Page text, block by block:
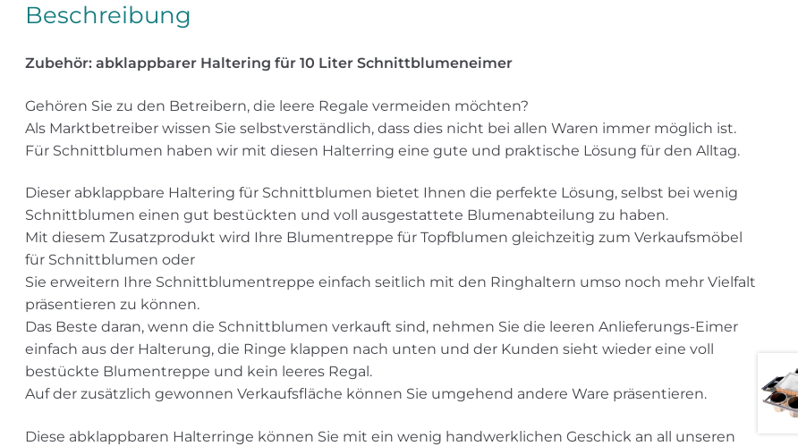
Beschreibung
Zubehör: abklappbarer Haltering für 10 Liter Schnittblumeneimer
Gehören Sie zu den Betreibern, die leere Regale vermeiden möchten?
Als Marktbetreiber wissen Sie selbstverständlich, dass dies nicht bei allen Waren immer möglich ist.
Für Schnittblumen haben wir mit diesen Halterring eine gute und praktische Lösung für den Alltag.
Dieser abklappbare Haltering für Schnittblumen bietet Ihnen die perfekte Lösung, selbst bei wenig
Schnittblumen einen gut bestückten und voll ausgestattete Blumenabteilung zu haben.
Mit diesem Zusatzprodukt wird Ihre Blumentreppe für Topfblumen gleichzeitig zum Verkaufsmöbel
für Schnittblumen oder
Sie erweitern Ihre Schnittblumentreppe einfach seitlich mit den Ringhaltern umso noch mehr Vielfalt
präsentieren zu können.
Das Beste daran, wenn die Schnittblumen verkauft sind, nehmen Sie die leeren Anlieferungs-Eimer
einfach aus der Halterung, die Ringe klappen nach unten und der Kunden sieht wieder eine voll
bestückte Blumentreppe und kein leeres Regal.
Auf der zusätzlich gewonnen Verkaufsfläche können Sie umgehend andere Ware präsentieren.
Diese abklappbaren Halterringe können Sie mit ein wenig handwerklichen Geschick an all unseren